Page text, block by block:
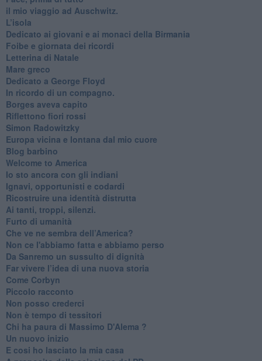
​il mio viaggio ad Auschwitz.
​L’isola
Dedicato ai giovani e ai monaci della Birmania
​Foibe e giornata dei ricordi
Letterina di Natale
Mare greco
​Dedicato a George Floyd
​In ricordo di un compagno.
Borges aveva capito
Riflettono fiori rossi
Simon Radowitzky
Europa vicina e lontana dal mio cuore
Blog barbino
Welcome to America
​Io sto ancora con gli indiani
​Ignavi, opportunisti e codardi
Ricostruire una identità distrutta
Ai tanti, troppi, silenzi.
​Furto di umanità
​Che ve ne sembra dell’America?
Non ce l'abbiamo fatta e abbiamo perso
​Da Sanremo un sussulto di dignità
Far vivere l’idea di una nuova storia
Come Corbyn
Piccolo racconto
Non posso crederci
Non è tempo di tessitori
Chi ha paura di Massimo D'Alema ?
Un nuovo inizio
​E cosi ho lasciato la mia casa